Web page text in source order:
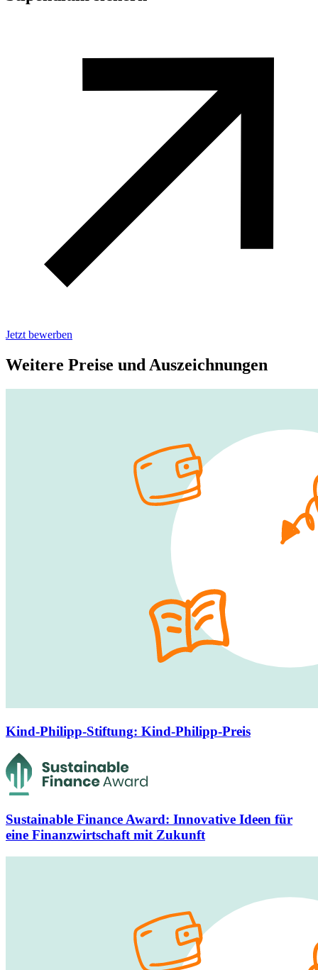
Jetzt bewerben
Weitere Preise und Auszeichnungen
Kind-Philipp-Stiftung: Kind-Philipp-Preis
Sustainable Finance Award: Innovative Ideen für
eine Finanzwirtschaft mit Zukunft